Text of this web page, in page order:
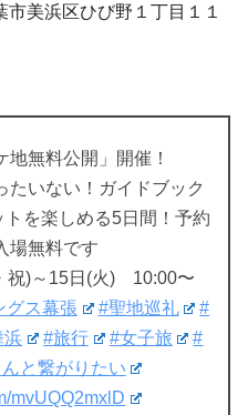
美浜区ひび野１丁目１１
地無料公開」開催！
たいない！ガイドブック
を楽しめる5日間！予約
場無料です
祝)～15日(火) 10:00〜
グス幕張 #聖地巡礼
#
浜 #旅行 #女子旅
#
と繋がりたい
mvUQQ2mxlD